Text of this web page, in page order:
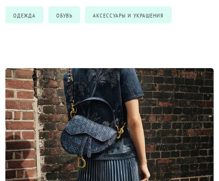
ОДЕЖДА ОБУВЬ АКСЕССУАРЫ И УКРАШЕНИЯ